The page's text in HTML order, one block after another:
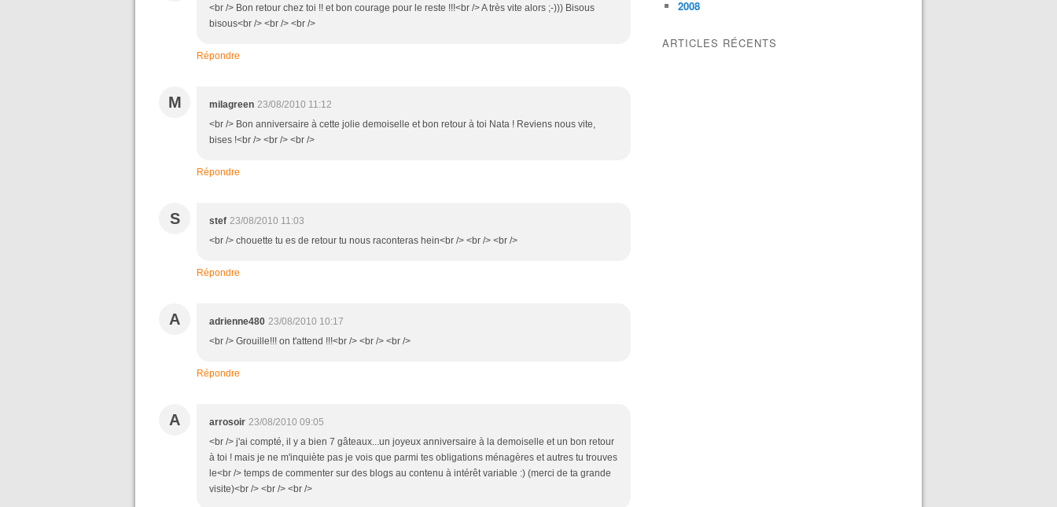
<br /> Bon retour chez toi !! et bon courage pour le reste !!!<br /> A très vite alors ;-))) Bisous
bisous<br /> <br /> <br />
Répondre
M milagreen 23/08/2010 11:12
<br /> Bon anniversaire à cette jolie demoiselle et bon retour à toi Nata ! Reviens nous vite,
bises !<br /> <br /> <br />
Répondre
S stef 23/08/2010 11:03
<br /> chouette tu es de retour tu nous raconteras hein<br /> <br /> <br />
Répondre
A adrienne480 23/08/2010 10:17
<br /> Grouille!!! on t'attend !!!<br /> <br /> <br />
Répondre
A arrosoir 23/08/2010 09:05
<br /> j'ai compté, il y a bien 7 gâteaux...un joyeux anniversaire à la demoiselle et un bon retour
à toi ! mais je ne m'inquiète pas je vois que parmi tes obligations ménagères et autres tu trouves
le<br /> temps de commenter sur des blogs au contenu à intérêt variable :) (merci de ta grande
visite)<br /> <br /> <br />
2008
ARTICLES RÉCENTS